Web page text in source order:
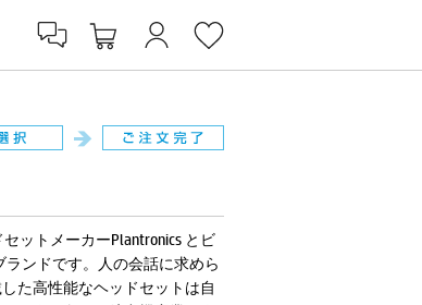
ットメーカーPlantronics とビ
ンドです。人の会話に求めら
た高性能なヘッドセットは自